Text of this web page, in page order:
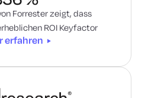
Entwurf bis
Lebensdauer
Forrester zeigt, dass
ROI Keyfactor
erfahren